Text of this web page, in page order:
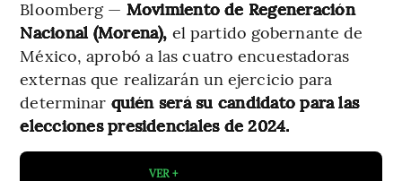
Bloomberg — Movimiento de Regeneración
Nacional (Morena), el partido gobernante de
México, aprobó a las cuatro encuestadoras
externas que realizarán un ejercicio para
determinar quién será su candidato para las
elecciones presidenciales de 2024.
VER +